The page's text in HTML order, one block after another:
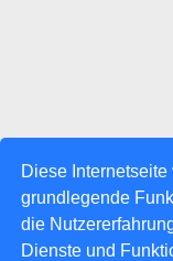
Diese
grundlegende
die
Dienste und